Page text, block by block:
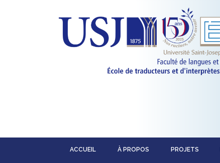
ACCUEIL À PROPOS PROJETS